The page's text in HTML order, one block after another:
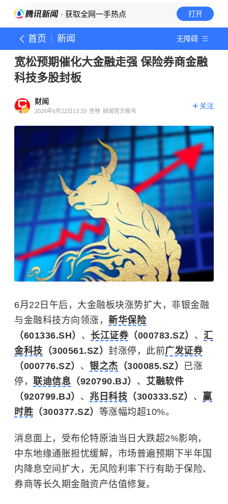
· 获取全网一手热点 打开
首页 新闻 无障碍
宽松预期催化大金融走强 保险券商金融
科技多股封板
财闻
2026年6月22日13:29 吉林 财闻官方账号
关注
6月22日午后，大金融板块涨势扩大，非银金融
与金融科技方向领涨， 新华保险
（601336.SH） 、 长江证券（000783.SZ） 、 汇
金科技 （300561.SZ） 封涨停，此前广发证券
（000776.SZ） 、 银之杰 （300085.SZ） 已涨
停， 联迪信息 （920790.BJ） 、 艾融软件
（920799.BJ） 、 兆日科技 （300333.SZ） 、 赢
时胜 （300377.SZ） 等涨幅均超10%。
消息面上，受布伦特原油当日大跌超2%影响，
中东地缘通胀担忧缓解，市场普遍预期下半年国
内降息空间扩大，无风险利率下行有助于保险、
券商等长久期金融资产估值修复。